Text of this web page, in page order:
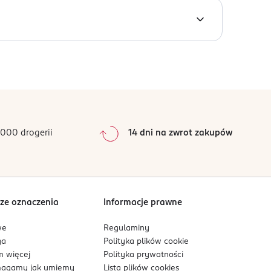
połyskiem!
0%
Sortowanie wgdata: od najnowszej
drogerii 14 dni na zwrot zakupów
oznaczenia
więcej
jak umiemy
Informacje prawne
Regulaminy
Polityka plikówcookie
Polityka prywatności
Lista plikówcookies